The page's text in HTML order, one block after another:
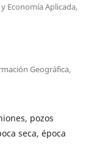
Economía Aplicada,
Geográfica,
pozos
seca, época